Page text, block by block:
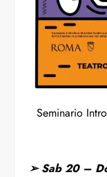
Seminario
➢ Sab 20 –